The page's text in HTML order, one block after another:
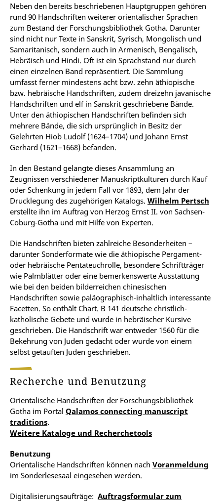
Neben den bereits beschriebenen Hauptgruppen gehören
rund 90 Handschriften weiterer orientalischer Sprachen
zum Bestand der Forschungsbibliothek Gotha. Darunter
sind nicht nur Texte in Sanskrit, Syrisch, Mongolisch und
Samaritanisch, sondern auch in Armenisch, Bengalisch,
Hebräisch und Hindi. Oft ist ein Sprachstand nur durch
einen einzelnen Band repräsentiert. Die Sammlung
umfasst ferner mindestens acht bzw. zehn äthiopische
bzw. hebräische Handschriften, zudem dreizehn javanische
Handschriften und elf in Sanskrit geschriebene Bände.
Unter den äthiopischen Handschriften befinden sich
mehrere Bände, die sich ursprünglich in Besitz der
Gelehrten Hiob Ludolf (1624–1704) und Johann Ernst
Gerhard (1621–1668) befanden.
In den Bestand gelangte dieses Ansammlung an
Zeugnissen verschiedener Manuskriptkulturen durch Kauf
oder Schenkung in jedem Fall vor 1893, dem Jahr der
Drucklegung des zugehörigen Katalogs. Wilhelm Pertsch
erstellte ihn im Auftrag von Herzog Ernst II. von Sachsen-
Coburg-Gotha und mit Hilfe von Experten.
Die Handschriften bieten zahlreiche Besonderheiten –
darunter Sonderformate wie die äthiopische Pergament-
oder hebräische Pentateuchrolle, besondere Schriftträger
wie Palmblätter oder eine bemerkenswerte Ausstattung
wie bei den beiden bilderreichen chinesischen
Handschriften sowie paläographisch-inhaltlich interessante
Facetten. So enthält Chart. B 141 deutsche christlich-
katholische Gebete und wurde in hebräischer Kursive
geschrieben. Die Handschrift war entweder 1560 für die
Bekehrung von Juden gedacht oder wurde von einem
selbst getauften Juden geschrieben.
Recherche und Benutzung
Orientalische Handschriften der Forschungsbibliothek
Gotha im Portal Qalamos connecting manuscript
traditions.
Weitere Kataloge und Recherchetools
Benutzung
Orientalische Handschriften können nach Voranmeldung
im Sonderlesesaal eingesehen werden.
Digitalisierungsaufträge: Auftragsformular zum